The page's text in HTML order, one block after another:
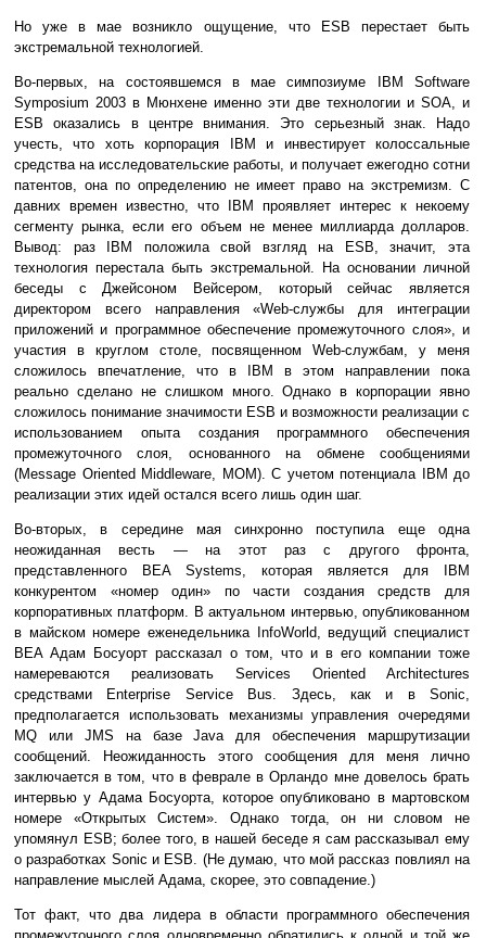
Но уже в мае возникло ощущение, что ESB перестает быть
экстремальной технологией.
Во-первых, на состоявшемся в мае симпозиуме IBM Software
Symposium 2003 в Мюнхене именно эти две технологии и SOA, и
ESB оказались в центре внимания. Это серьезный знак. Надо
учесть, что хоть корпорация IBM и инвестирует колоссальные
средства на исследовательские работы, и получает ежегодно сотни
патентов, она по определению не имеет право на экстремизм. С
давних времен известно, что IBM проявляет интерес к некоему
сегменту рынка, если его объем не менее миллиарда долларов.
Вывод: раз IBM положила свой взгляд на ESB, значит, эта
технология перестала быть экстремальной. На основании личной
беседы с Джейсоном Вейсером, который сейчас является
директором всего направления «Web-службы для интеграции
приложений и программное обеспечение промежуточного слоя», и
участия в круглом столе, посвященном Web-службам, у меня
сложилось впечатление, что в IBM в этом направлении пока
реально сделано не слишком много. Однако в корпорации явно
сложилось понимание значимости ESB и возможности реализации с
использованием опыта создания программного обеспечения
промежуточного слоя, основанного на обмене сообщениями
(Message Oriented Middleware, MOM). С учетом потенциала IBM до
реализации этих идей остался всего лишь один шаг.
Во-вторых, в середине мая синхронно поступила еще одна
неожиданная весть — на этот раз с другого фронта,
представленного BEA Systems, которая является для IBM
конкурентом «номер один» по части создания средств для
корпоративных платформ. В актуальном интервью, опубликованном
в майском номере еженедельника InfoWorld, ведущий специалист
BEA Адам Босуорт рассказал о том, что и в его компании тоже
намереваются реализовать Services Oriented Architectures
средствами Enterprise Service Bus. Здесь, как и в Sonic,
предполагается использовать механизмы управления очередями
MQ или JMS на базе Java для обеспечения маршрутизации
сообщений. Неожиданность этого сообщения для меня лично
заключается в том, что в феврале в Орландо мне довелось брать
интервью у Адама Босуорта, которое опубликовано в мартовском
номере «Открытых Систем». Однако тогда, он ни словом не
упомянул ESB; более того, в нашей беседе я сам рассказывал ему
о разработках Sonic и ESB. (Не думаю, что мой рассказ повлиял на
направление мыслей Адама, скорее, это совпадение.)
Тот факт, что два лидера в области программного обеспечения